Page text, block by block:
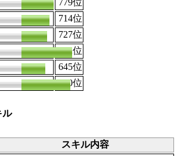
102 779位
88 714位
90 727位
152 62位
92 645位
111 220位
ル
スキル内容